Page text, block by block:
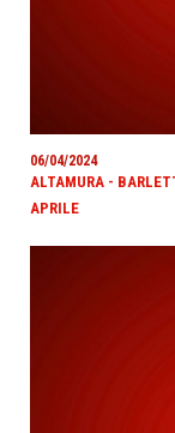
06/04/2024
ALTAMURA -
APRILE